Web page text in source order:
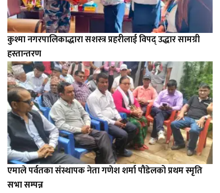
कुश्मा नगरपालिकाद्धारा सशस्त्र प्रहरीलाई विपद् उद्धार सामग्री
हस्तान्तरण
एमाले पर्वतका संस्थापक नेता गणेश शर्मा पौडेलको प्रथम स्मृति
सभा सम्पन्न